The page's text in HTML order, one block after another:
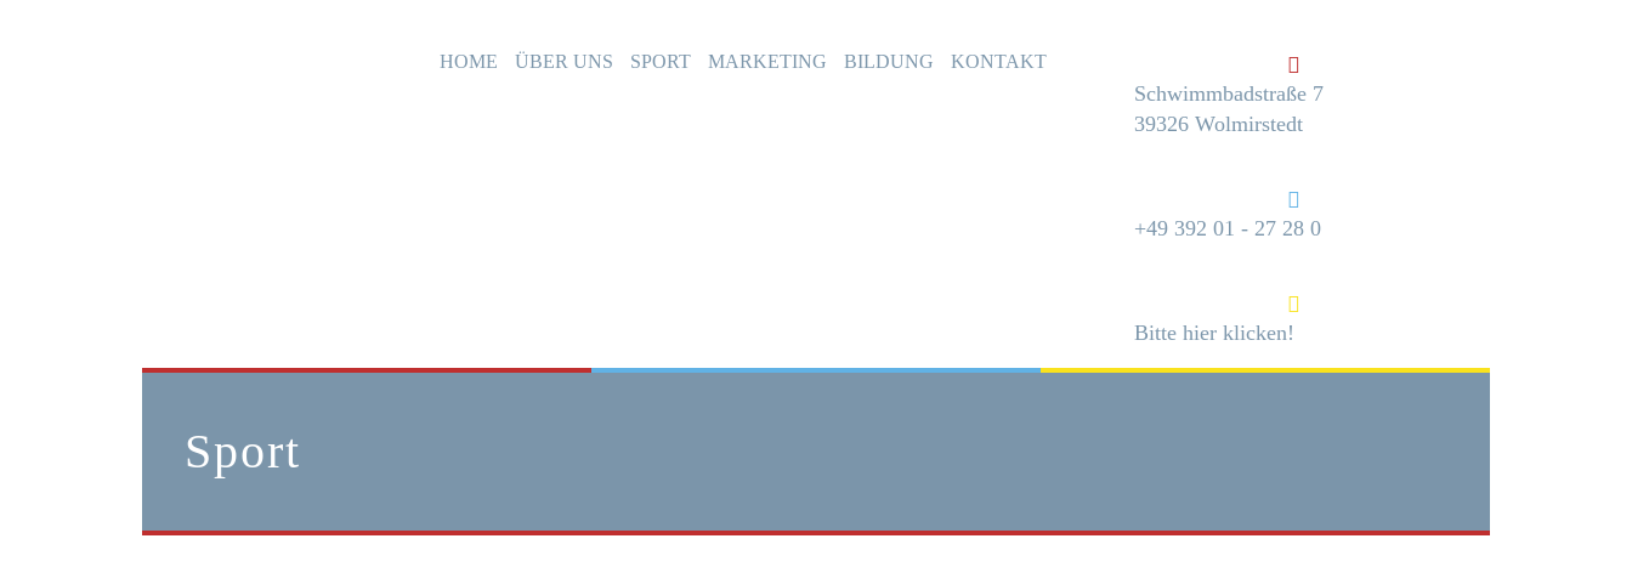
HOME ÜBER UNS SPORT MARKETING BILDUNG KONTAKT
Schwimmbadstraße 7
39326 Wolmirstedt
+49 392 01 - 27 28 0
Bitte hier klicken!
Sport